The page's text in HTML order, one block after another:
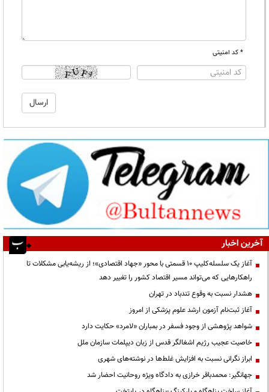
* کد امنیتی
آخرین اخبار
آغاز یک سلسله‌کلیپ ۱۰ قسمتی با محور «جهاد اقتصادی»؛ از ریشه‌یابی مشکلات تا
راهکارهایی که می‌تواند مسیر اقتصاد کشور را تغییر دهد
هشدار نسبت به وقوع تندباد در تهران
آغاز ثبت‌نام آزمون ارشد علوم پزشکی از امروز
شواهد پژوهشی از وجود فسفر در بمباران «لامرد» حکایت دارد
خاصیت عجیب رژیم اشغالگر قدس از زبان دیپلمات سازمان ملل
ابراز نگرانی نسبت به افزایش غلط‌ها در نوشته‌های شهری
جهانگیر: محمدباقر خرازی به دادگاه ویژه روحانیت احضار شد